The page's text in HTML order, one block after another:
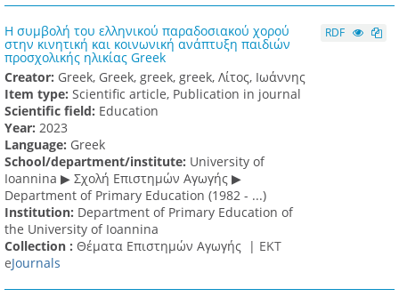
Η συμβολή του ελληνικού παραδοσιακού χορού
στην κινητική και κοινωνική ανάπτυξη παιδιών
προσχολικής ηλικίας Greek
Creator: Greek, Greek, greek, greek, Λίτος, Ιωάννης
Item type: Scientific article, Publication in journal
Scientific field: Education
Υear: 2023
Language: Greek
School/department/institute: University of
Ioannina ▶ Σχολή Επιστημών Αγωγής ▶
Department of Primary Education (1982 - ...)
Institution: Department of Primary Education of
the University of Ioannina
Collection : Θέματα Επιστημών Αγωγής | ΕΚΤ
eJournals
RDF